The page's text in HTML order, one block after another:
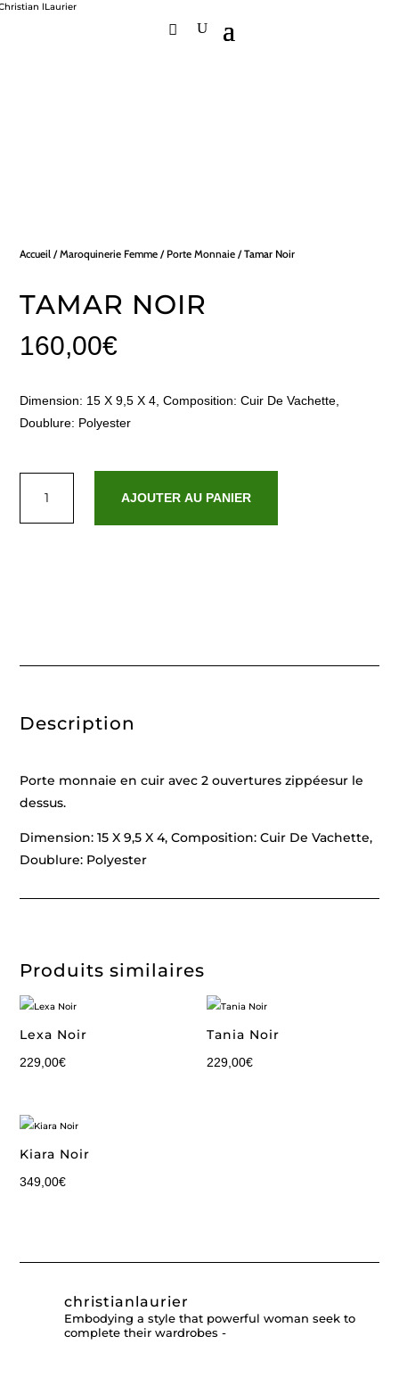
Accueil /Maroquinerie Femme / Porte Monnaie / Tamar Noir
TAMAR NOIR
160,00€
Dimension: 15 X 9,5 X 4, Composition: Cuir De Vachette,
Doublure: Polyester
Tamar
AJOUTER AU PANIER
Description
Porte monnaie en cuir avec 2 ouvertures zippéesur le
dessus.
Dimension: 15 X 9,5 X 4, Composition: Cuir De Vachette,
Doublure: Polyester
Produits similaires
Lexa Noir
229,00€
Tania Noir
229,00€
Kiara Noir
349,00€
christianlaurier
Embodying a style that powerful woman seek to
complete their wardrobes -